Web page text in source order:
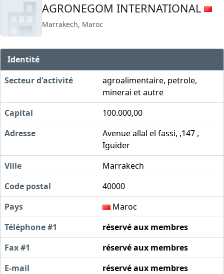
AGRONEGOM INTERNATIONAL
Marrakech, Maroc
Identité
Secteur d'activité
agroalimentaire, petrole,
minerai et autre
Capital
100.000,00
Adresse
Avenue allal el fassi, ,147 ,
Iguider
Ville
Marrakech
Code postal
40000
Pays
Maroc
Téléphone #1
réservé aux membres
Fax #1
réservé aux membres
E-mail
réservé aux membres